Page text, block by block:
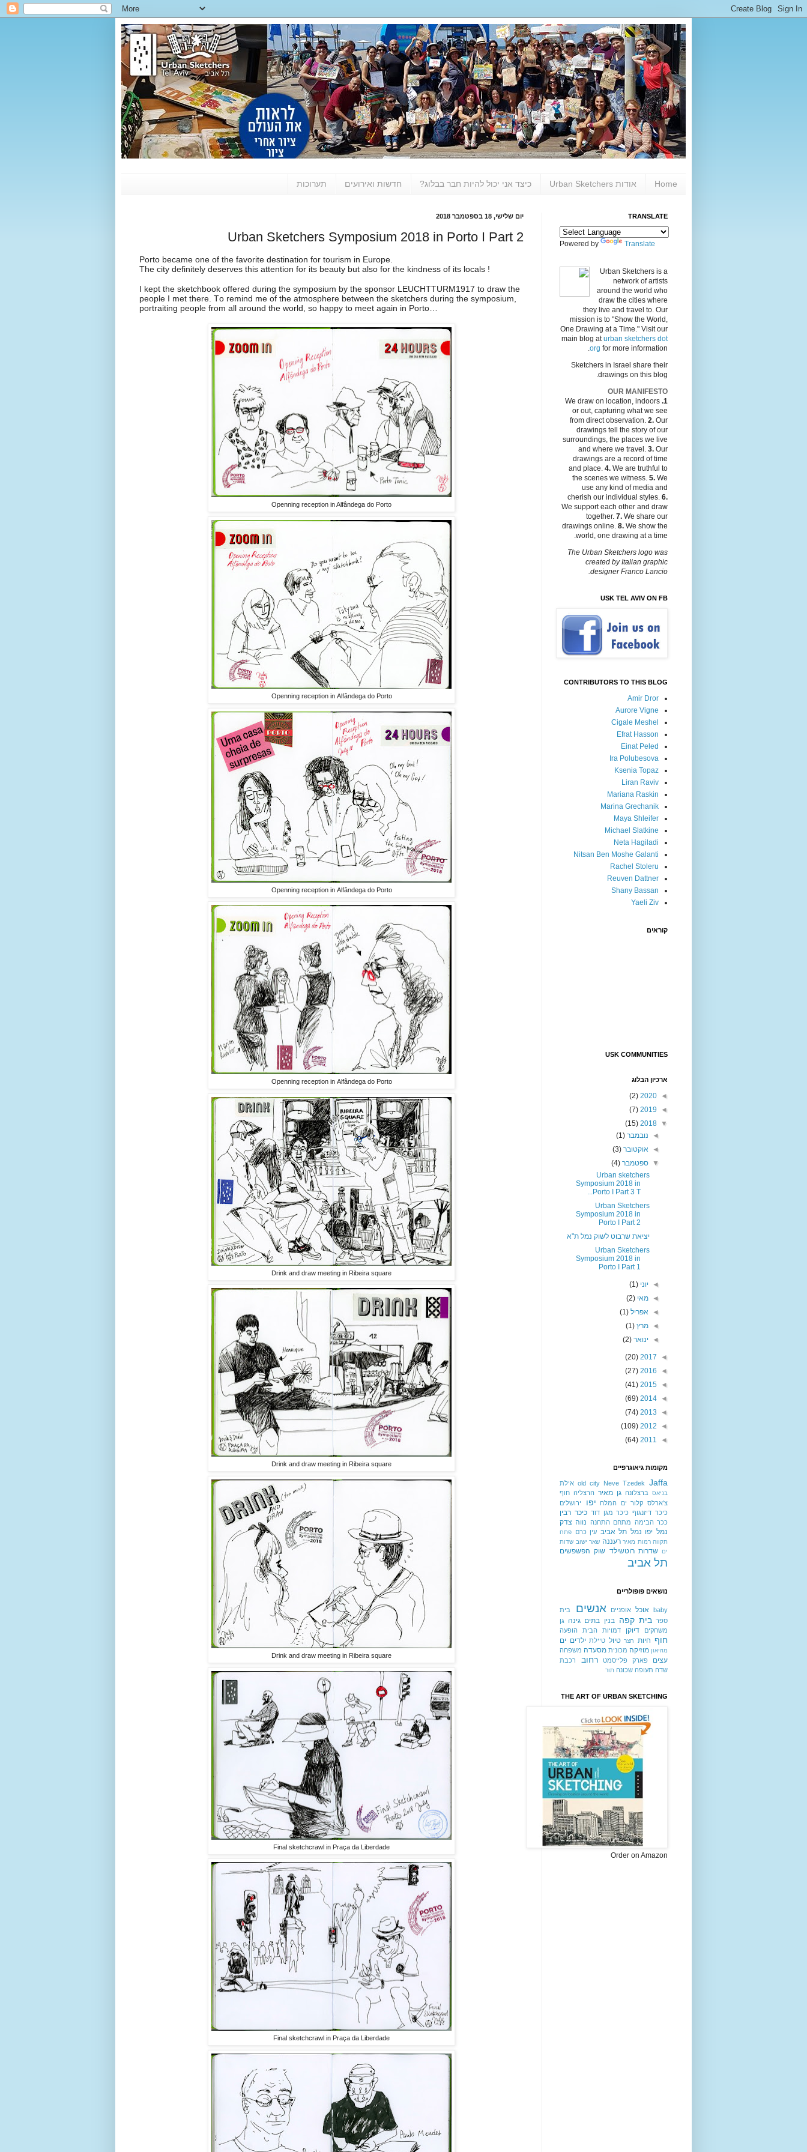
Home אודות Urban Sketchers כיצד אני יכול להיות חבר בבלוג? חדשות ואירועים תערוכות
יום שלישי, 18 בספטמבר 2018
Urban Sketchers Symposium 2018 in Porto I Part 2
Porto became one of the favorite destination for tourism in Europe.
The city definitely deserves this attention for its beauty but also for the kindness of its locals !
I kept the sketchbook offered during the symposium by the sponsor LEUCHTTURM1917 to draw the
people I met there. To remind me of the atmosphere between the sketchers during the symposium,
portraiting people from all around the world, so happy to meet again in Porto…
Openning reception in Alfândega do Porto
Openning reception in Alfândega do Porto
Openning reception in Alfândega do Porto
Openning reception in Alfândega do Porto
Drink and draw meeting in Ribeira square
Drink and draw meeting in Ribeira square
Drink and draw meeting in Ribeira square
Final sketchcrawl in Praça da Liberdade
Final sketchcrawl in Praça da Liberdade
TRANSLATE
Powered by Translate
Urban Sketchers is a
network of artists
around the world who
draw the cities where
they live and travel to. Our
mission is to "Show the World,
One Drawing at a Time." Visit our
main blog aturban sketchers dot
org for more information.
Sketchers in Israel share their
drawings on this blog.
OUR MANIFESTO
1.
We draw on location, indoors
or out, capturing what we see
from direct observation. 2. Our
drawings tell the story of our
surroundings, the places we live
and where we travel. 3. Our
drawings are a record of time
and place. 4. We are truthful to
the scenes we witness. 5. We
use any kind of media and
cherish our individual styles. 6.
We support each other and draw
together. 7. We share our
drawings online. 8. We show the
world, one drawing at a time.
The Urban Sketchers logo was
created by Italian graphic
designer Franco Lancio.
USK TEL AVIV ON FB
CONTRIBUTORS TO THIS BLOG
Amir Dror
Aurore Vigne
Cigale Meshel
Efrat Hasson
Einat Peled
Ira Polubesova
Ksenia Topaz
Liran Raviv
Mariana Raskin
Marina Grechanik
Maya Shleifer
Michael Slatkine
Neta Hagiladi
Nitsan Ben Moshe Galanti
Rachel Stoleru
Reuven Dattner
Shany Bassan
Yaeli Ziv
קוראים
USK COMMUNITIES
ארכיון הבלוג
◄
2020
(2)
◄
2019
(7)
▼
2018
(15)
◄ נובמבר(1)
◄ אוקטובר(3)
▼ספטמבר(4)
Urban sketchers
Symposium 2018 in
Porto I Part 3 T...
Urban Sketchers
Symposium 2018 in
Porto I Part 2
יציאת שרבוט לשוק נמל ת"א
Urban Sketchers
Symposium 2018 in
Porto I Part 1
◄ יוני(1)
◄מאי(2)
◄ אפריל(1)
◄מרץ(1)
◄ ינואר(2)
◄
2017
(20)
◄
2016
(27)
◄
2015
(41)
◄
2014
(69)
◄
2013
(74)
◄
2012
(109)
◄
2011
(64)
מקומות גיאוגרפיים
Jaffa
Neve Tzedek
old city אילת
בניאס ברצלונה גן מאיר הרצליה חוף
צ'ארלס קלור
ים המלח יפו
ירושלים
כיכר דיזנגוף כיכר מגן דוד כיכר רבין
ככר הבימה מתחם התחנה נווה צדק
נמל יפו נמל תל אביב עין כרם
פתח
תקווה רמות מאיר רעננה שאר ישוב שדות
ים שדרות רוטשילד שוק הפשפשים
תל אביב
נושאים פופולריים
baby אוכל אופניים אנשים
בית
ספר בית קפה בנין בתים גינה גן
משחקים
דיוקן דמויות הבית הופעה
חוף חיות חצר טיול טיילת ילדים ים
מוזיאון מוזיקה מכונית מסעדה משפחה
עצים פארק פלייסמט רחוב
רכבת
שדה תעופה שכונה תור
THE ART OF URBAN SKETCHING
Order on Amazon